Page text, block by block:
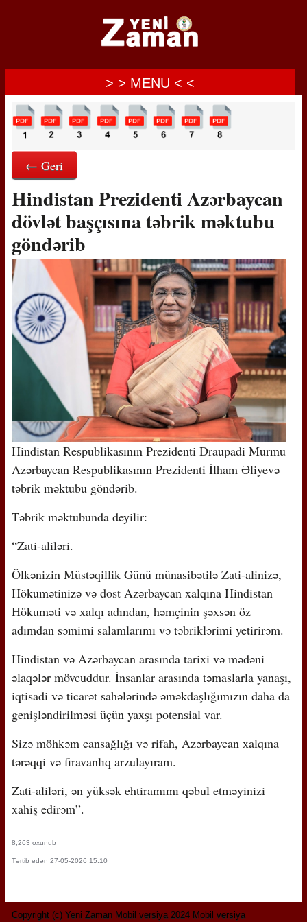
> > MENU < <
← Geri
Hindistan Prezidenti Azərbaycan
dövlət başçısına təbrik məktubu
göndərib
Hindistan Respublikasının Prezidenti Draupadi Murmu
Azərbaycan Respublikasının Prezidenti İlham Əliyevə
təbrik məktubu göndərib.
Təbrik məktubunda deyilir:
“Zati-aliləri.
Ölkənizin Müstəqillik Günü münasibətilə Zati-alinizə,
Hökumətinizə və dost Azərbaycan xalqına Hindistan
Hökuməti və xalqı adından, həmçinin şəxsən öz
adımdan səmimi salamlarımı və təbriklərimi yetirirəm.
Hindistan və Azərbaycan arasında tarixi və mədəni
əlaqələr mövcuddur. İnsanlar arasında təmaslarla yanaşı,
iqtisadi və ticarət sahələrində əməkdaşlığımızın daha da
genişləndirilməsi üçün yaxşı potensial var.
Sizə möhkəm cansağlığı və rifah, Azərbaycan xalqına
tərəqqi və firavanlıq arzulayıram.
Zati-aliləri, ən yüksək ehtiramımı qəbul etməyinizi
xahiş edirəm”.
8,263 oxunub
Tərtib edən 27-05-2026 15:10
Copyright (c) Yeni Zaman Mobil versiya 2024 Mobil versiya